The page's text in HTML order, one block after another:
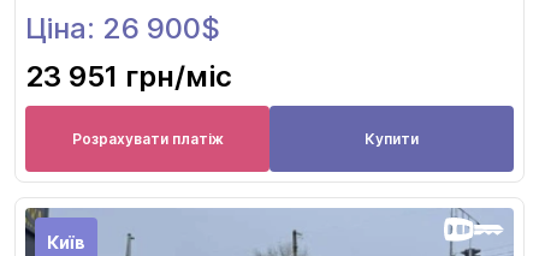
Ціна: 26 900$
23 951 грн/міс
Розрахувати платіж Купити
Київ